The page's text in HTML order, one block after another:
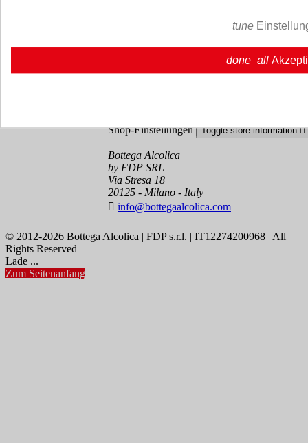
Sendungsverfolgung
Shop-Einstellungen Toggle store information
Bottega Alcolica
by FDP SRL
Via Stresa 18
20125 - Milano - Italy
 info@bottegaalcolica.com
© 2012-2026 Bottega Alcolica | FDP s.r.l. | IT12274200968 | All
Rights Reserved
Lade ...
Zum Seitenanfang
tune
done_all